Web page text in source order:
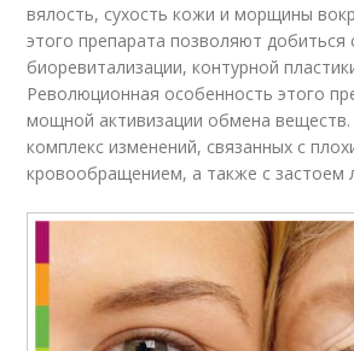
вялость, сухость кожи и морщины
этого препарата позволяют добиться
биоревитализации, контурной
Революционная особенность этого
мощной активизации обмена веществ.
комплекс изменений, связанных с
кровообращением, а также с застоем